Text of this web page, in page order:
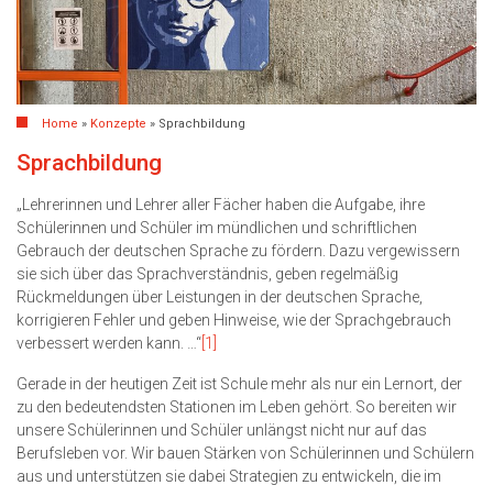
Home » Konzepte » Sprachbildung
Sprachbildung
„Lehrerinnen und Lehrer aller Fächer haben die Aufgabe, ihre
Schülerinnen und Schüler im mündlichen und schriftlichen
Gebrauch der deutschen Sprache zu fördern. Dazu vergewissern
sie sich über das Sprachverständnis, geben regelmäßig
Rückmeldungen über Leistungen in der deutschen Sprache,
korrigieren Fehler und geben Hinweise, wie der Sprachgebrauch
verbessert werden kann. …“ [1]
Gerade in der heutigen Zeit ist Schule mehr als nur ein Lernort, der
zu den bedeutendsten Stationen im Leben gehört. So bereiten wir
unsere Schülerinnen und Schüler unlängst nicht nur auf das
Berufsleben vor. Wir bauen Stärken von Schülerinnen und Schülern
aus und unterstützen sie dabei Strategien zu entwickeln, die im